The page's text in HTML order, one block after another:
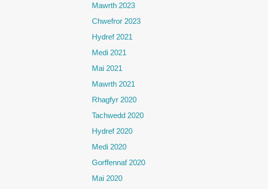
Mawrth 2023
Chwefror 2023
Hydref 2021
Medi 2021
Mai 2021
Mawrth 2021
Rhagfyr 2020
Tachwedd 2020
Hydref 2020
Medi 2020
Gorffennaf 2020
Mai 2020